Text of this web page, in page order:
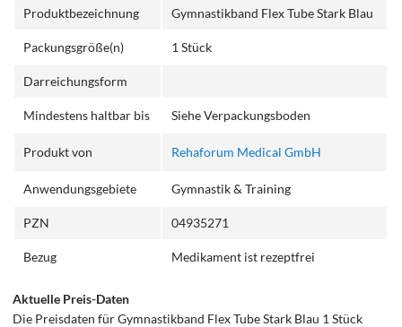
Produktbezeichnung Gymnastikband Flex Tube Stark Blau
Packungsgröße(n) 1 Stück
Darreichungsform
Mindestens haltbar bis Siehe Verpackungsboden
Produkt von Rehaforum Medical GmbH
Anwendungsgebiete Gymnastik & Training
PZN 04935271
Bezug Medikament ist rezeptfrei
Aktuelle Preis-Daten
Die Preisdaten für Gymnastikband Flex Tube Stark Blau 1 Stück